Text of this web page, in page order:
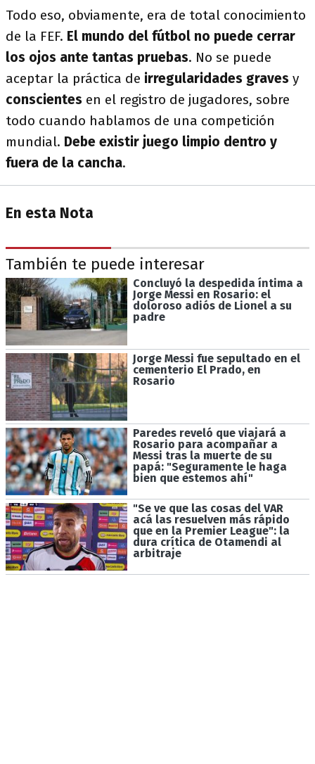
Todo eso, obviamente, era de total conocimiento
de la FEF. El mundo del fútbol no puede cerrar
los ojos ante tantas pruebas. No se puede
aceptar la práctica de irregularidades graves y
conscientes en el registro de jugadores, sobre
todo cuando hablamos de una competición
mundial. Debe existir juego limpio dentro y
fuera de la cancha.
En esta Nota
También te puede interesar
Concluyó la despedida íntima a
Jorge Messi en Rosario: el
doloroso adiós de Lionel a su
padre
Jorge Messi fue sepultado en el
cementerio El Prado, en
Rosario
Paredes reveló que viajará a
Rosario para acompañar a
Messi tras la muerte de su
papá: "Seguramente le haga
bien que estemos ahí"
"Se ve que las cosas del VAR
acá las resuelven más rápido
que en la Premier League": la
dura crítica de Otamendi al
arbitraje